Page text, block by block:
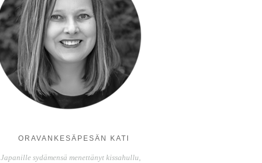
ORAVANKESÄPESÄN KATI
Japanille sydämensä menettänyt kissahullu,